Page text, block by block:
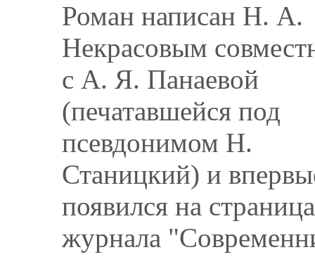
Роман написан Н. А.
Некрасовым
с А. Я. Панаевой
(печатавшейся под
псевдонимом Н.
Станицкий) и
появился на
журнала